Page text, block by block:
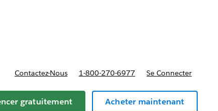
Contactez-Nous 1-800-270-6977 Se Connecter
gratuitement Acheter maintenant